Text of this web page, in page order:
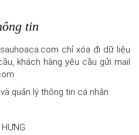
tin
chỉ xóa đi dữ liệu
khách hàng yêu cầu gửi mail
quản lý thông tin cá nhân